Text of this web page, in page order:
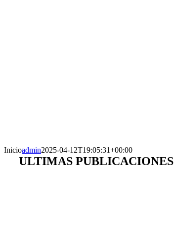
Inicioadmin2025-04-12T19:05:31+00:00
ULTIMAS PUBLICACIONES